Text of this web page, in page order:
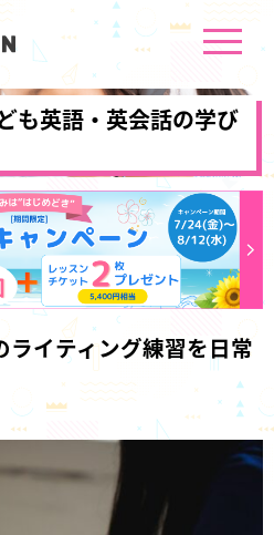
も英語・英会話の学び
イティング練習を日常